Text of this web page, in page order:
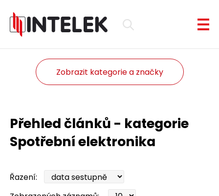
Zobrazit kategorie a značky
Přehled článků - kategorie
Spotřební elektronika
Řazení: